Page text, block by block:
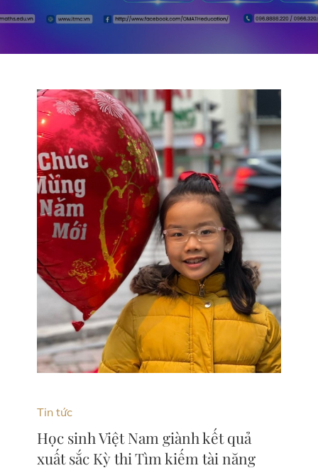
Tin tức
Học sinh Việt Nam giành kết quả
xuất sắc Kỳ thi Tìm kiếm tài năng